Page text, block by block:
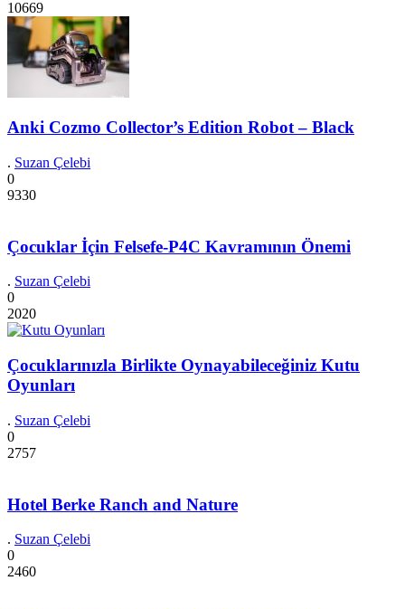
10669
Anki Cozmo Collector’s Edition Robot – Black
. Suzan Çelebi
0
9330
Çocuklar İçin Felsefe-P4C Kavramının Önemi
. Suzan Çelebi
0
2020
Çocuklarınızla Birlikte Oynayabileceğiniz Kutu
Oyunları
. Suzan Çelebi
0
2757
Hotel Berke Ranch and Nature
. Suzan Çelebi
0
2460